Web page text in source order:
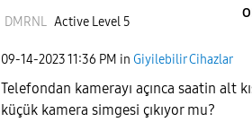
DMRNL Active Level 5
‎09-14-202311:36 PM in Giyilebilir Cihazlar
Telefondan kamerayı açınca saatin alt
küçük kamera simgesi çıkıyor mu?